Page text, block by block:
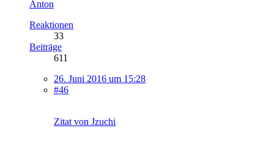
Anton
Reaktionen
33
Beiträge
611
26. Juni 2016 um 15:28
#46
Zitat von Jzuchi